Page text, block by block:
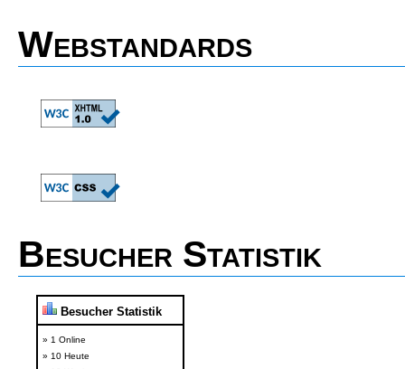
Webstandards
Besucher Statistik
Besucher Statistik
» 1 Online
» 10 Heute